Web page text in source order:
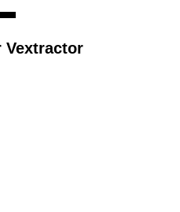
Vextractor